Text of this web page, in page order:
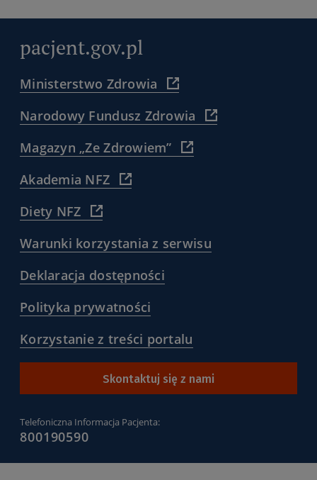
pacjent.gov.pl
Ministerstwo Zdrowia
(
https://www.gov.pl/web/
Narodowy Fundusz Zdrowia
(
https://
Magazyn „Ze Zdrowiem”
(
https://www.nfz.gov.pl/
)
Akademia NFZ
(
https://akademia.nfz.gov.pl/
Diety NFZ
(
https://diety.nfz.gov.pl/
Warunki korzystania z serwisu(
/warunki-
Deklaracja dostępności(
/deklaracja-
Polityka prywatności
/polityka-
prywatnosci
)
Korzystanie z treści portalu
/korzystanie-
z-
tresci-
Skontaktuj się z nami
Telefoniczna Informacja Pacjenta:
800190590